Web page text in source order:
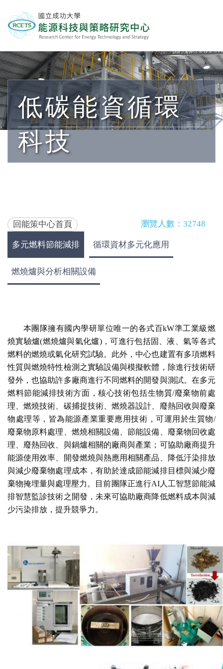
低碳能資循環
科技
回能策中心首頁 瀏覽人數：32748
多元燃料節能減排 循環資材多元化應用
燃燒爐與分析相關設備
本團隊擁有國內學研單位唯一的各式百kW準工業級燃
燒實驗爐(燃燒爐與氣化爐)，可進行包括固、液、氣等各式
燃料的燃燒或氣化研究試驗。此外，中心也建置有多項燃料
性質與燃燒特性檢測之實驗設備與模擬軟體，除進行技術研
發外，也協助許多廠商進行不同燃料的開發與測試。在多元
燃料節能減排技術方面，核心技術包括生物質/廢棄物前處
理、燃燒技術、碳捕捉技術、燃燒器設計、廢熱回收與廢棄
物處理等，皆為能源產業重要應用技術，可運用於生質物/
廢棄物原料處理、燃燒相關設備、節能設備、廢棄物回收處
理、廢熱回收、與鍋爐相關的廠商與產業；可協助廠商提升
能源使用效率、開發燃燒與熱應用相關產品、降低汙染排放
與減少廢棄物處理成本，有助於達成節能減排目標與減少廢
棄物掩埋量與處理壓力。目前團隊正進行AI人工智慧節能減
排智慧監診技術之開發，未來可協助廠商降低燃料成本與減
少污染排放，提升競爭力。